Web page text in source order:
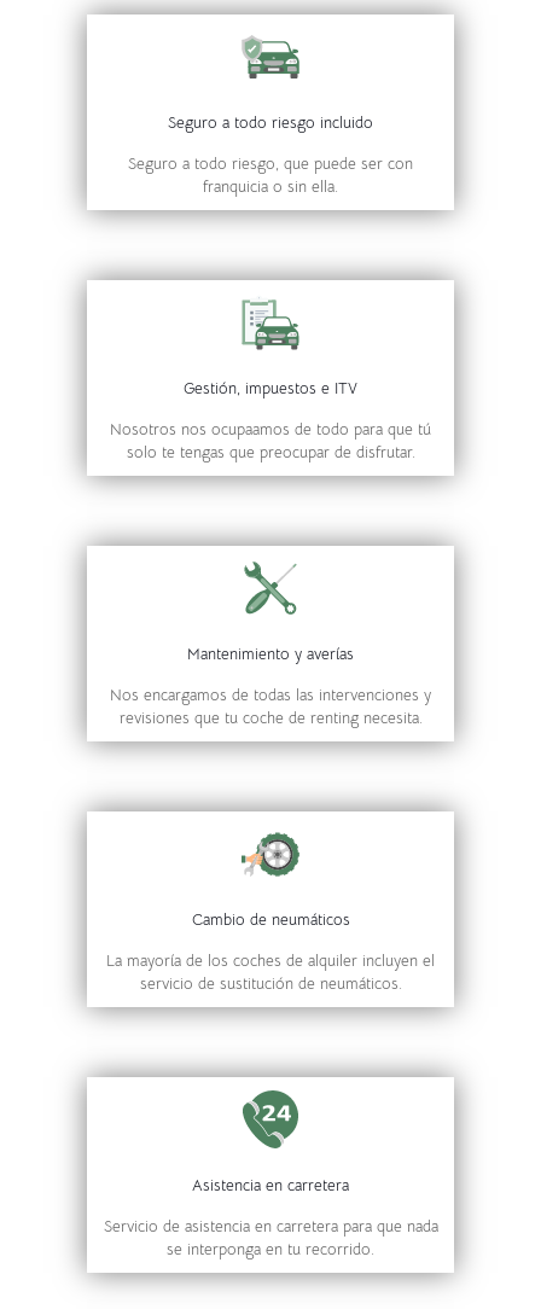
Seguro a todo riesgo incluido
Seguro a todo riesgo, que puede ser con
franquicia o sin ella.
Gestión, impuestos e ITV
Nosotros nos ocupaamos de todo para que tú
solo te tengas que preocupar de disfrutar.
Mantenimiento y averías
Nos encargamos de todas las intervenciones y
revisiones que tu coche de renting necesita.
Cambio de neumáticos
La mayoría de los coches de alquiler incluyen el
servicio de sustitución de neumáticos.
Asistencia en carretera
Servicio de asistencia en carretera para que nada
se interponga en tu recorrido.